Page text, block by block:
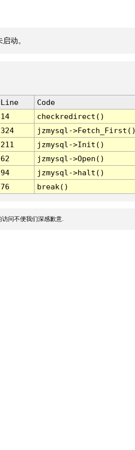
动。
Line
Code
14
checkredirect()
324
jzmysql-
211
jzmysql->Init()
62
jzmysql->Open()
94
jzmysql->halt()
76 break()
问不便我们深感歉意.